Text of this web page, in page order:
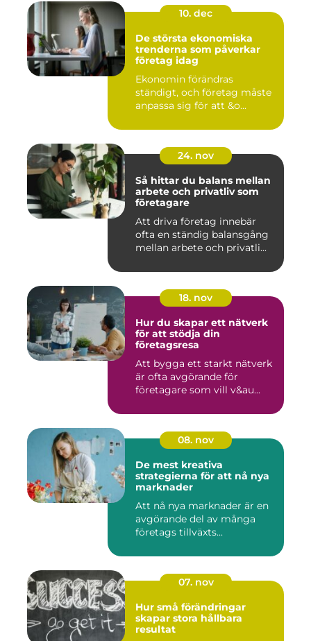
10. dec
De största ekonomiska
trenderna som påverkar
företag idag
Ekonomin förändras
ständigt, och företag måste
anpassa sig för att &o...
24. nov
Så hittar du balans mellan
arbete och privatliv som
företagare
Att driva företag innebär
ofta en ständig balansgång
mellan arbete och privatli...
18. nov
Hur du skapar ett nätverk
för att stödja din
företagsresa
Att bygga ett starkt nätverk
är ofta avgörande för
företagare som vill v&au...
08. nov
De mest kreativa
strategierna för att nå nya
marknader
Att nå nya marknader är en
avgörande del av många
företags tillväxts...
07. nov
Hur små förändringar
skapar stora hållbara
resultat